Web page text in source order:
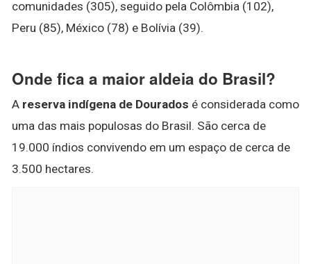
comunidades (305), seguido pela Colômbia (102),
Peru (85), México (78) e Bolívia (39).
Onde fica a maior aldeia do Brasil?
A reserva indígena de Dourados é considerada como
uma das mais populosas do Brasil. São cerca de
19.000 índios convivendo em um espaço de cerca de
3.500 hectares.